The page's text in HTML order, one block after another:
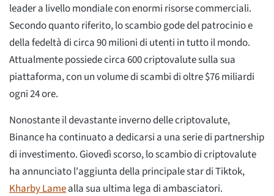
leader a livello mondiale con enormi risorse commerciali.
Secondo quanto riferito, lo scambio gode del patrocinio e
della fedeltà di circa 90 milioni di utenti in tutto il mondo.
Attualmente possiede circa 600 criptovalute sulla sua
piattaforma, con un volume di scambi di oltre $76 miliardi
ogni 24 ore.
Nonostante il devastante inverno delle criptovalute,
Binance ha continuato a dedicarsi a una serie di partnership
di investimento. Giovedì scorso, lo scambio di criptovalute
ha annunciato l'aggiunta della principale star di Tiktok,
Kharby Lamealla sua ultima lega di ambasciatori.